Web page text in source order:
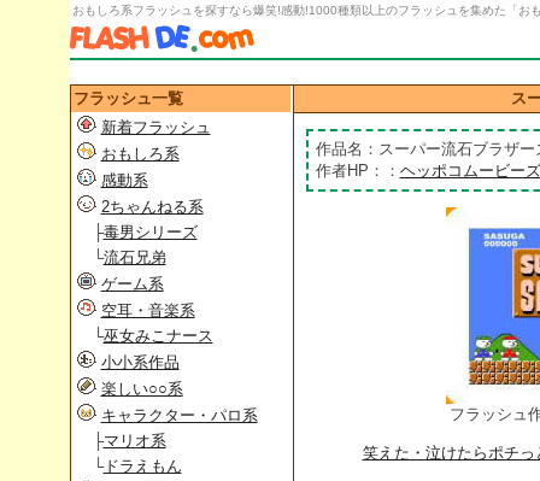
おもしろ系フラッシュを探すなら爆笑!感動!1000種類以上のフラッシュを集めた「お
ス
作品名：スーパー流石ブラザー
作者HP：： ヘッポコムービーズ
フラッシュ
笑えた・泣けたらポチっ
フラッシュ一覧
新着フラッシュ
おもしろ系
感動系
2ちゃんねる系
├毒男シリーズ
└流石兄弟
ゲーム系
空耳・音楽系
└巫女みこナース
小小系作品
楽しい○○系
キャラクター・パロ系
├マリオ系
└ドラえもん